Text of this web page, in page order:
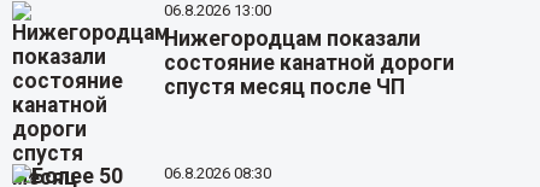
06.8.2026 13:00
Нижегородцам показали
состояние канатной дороги
спустя месяц после ЧП
06.8.2026 08:30